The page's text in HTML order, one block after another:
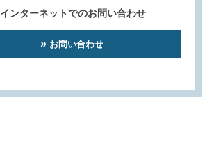
インターネットでのお問い合わせ
お問い合わせ